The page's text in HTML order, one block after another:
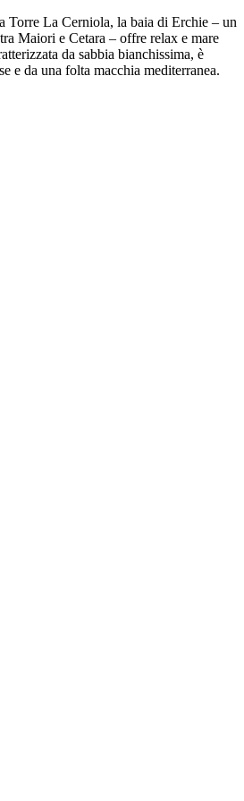
Torre La Cerniola, la baia di Erchie – un
Maiori e Cetara – offre relax e mare
da sabbia bianchissima, è
e da una folta macchia mediterranea.